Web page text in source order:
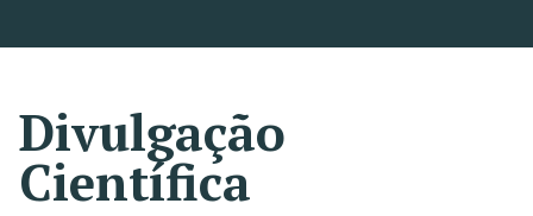
Divulgação
Científica